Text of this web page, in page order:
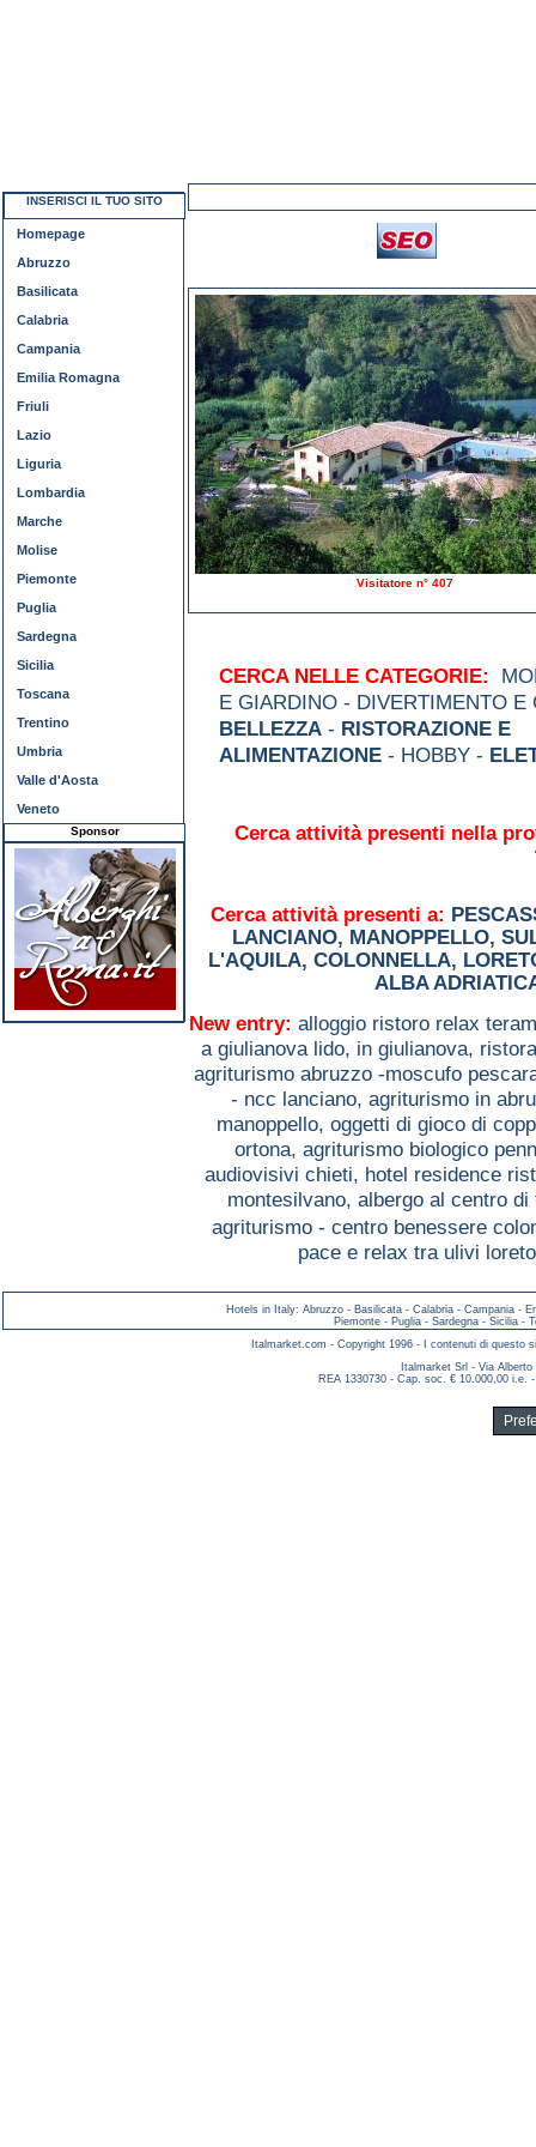
Visitatore n° 407
CERCA NELLE CATEGORIE:
E GIARDINO - DIVERTIMENTO
BELLEZZA - RISTORAZIONE E
ALIMENTAZIONE - HOBBY -
Cerca attività presenti nella
Cerca attività presenti a:
LANCIANO, MANOPPELLO,
L'AQUILA, COLONNELLA,
ALBA
New entry: alloggio ristoro relax
a giulianova lido, in giulianova,
agriturismo abruzzo -moscufo
- ncc lanciano, agriturismo in
manoppello, oggetti di gioco di
ortona, agriturismo biologico
audiovisivi chieti, hotel residence
montesilvano, albergo al centro
agriturismo - centro benessere
pace e relax tra ulivi
INSERISCI IL TUO SITO
Homepage
Abruzzo
Basilicata
Calabria
Campania
Emilia Romagna
Friuli
Lazio
Liguria
Lombardia
Marche
Molise
Piemonte
Puglia
Sardegna
Sicilia
Toscana
Trentino
Umbria
Valle d'Aosta
Veneto
Sponsor
Hotels in Italy: Abruzzo - Basilicata - Calabria - Campania -
Piemonte- Puglia- Sardegna- Sicilia-
Italmarket.com - Copyright 1996 - I contenuti di questo
Italmarket Srl - Via
REA 1330730 - Cap. soc. € 10.000,00 i.e.